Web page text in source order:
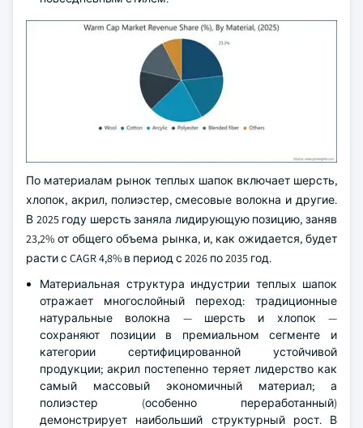
По материалам рынок теплых шапок включает шерсть,
хлопок, акрил, полиэстер, смесовые волокна и другие.
В 2025 году шерсть заняла лидирующую позицию, заняв
23,2% от общего объема рынка, и, как ожидается, будет
расти с CAGR 4,8% в период с 2026 по 2035 год.
Материальная структура индустрии теплых шапок
отражает многослойный переход: традиционные
натуральные волокна — шерсть и хлопок —
сохраняют позиции в премиальном сегменте и
категории сертифицированной устойчивой
продукции; акрил постепенно теряет лидерство как
самый массовый экономичный материал; а
полиэстер (особенно переработанный)
демонстрирует наибольший структурный рост. В